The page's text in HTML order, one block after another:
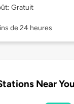
Gratuit
de 24 heures
Near You